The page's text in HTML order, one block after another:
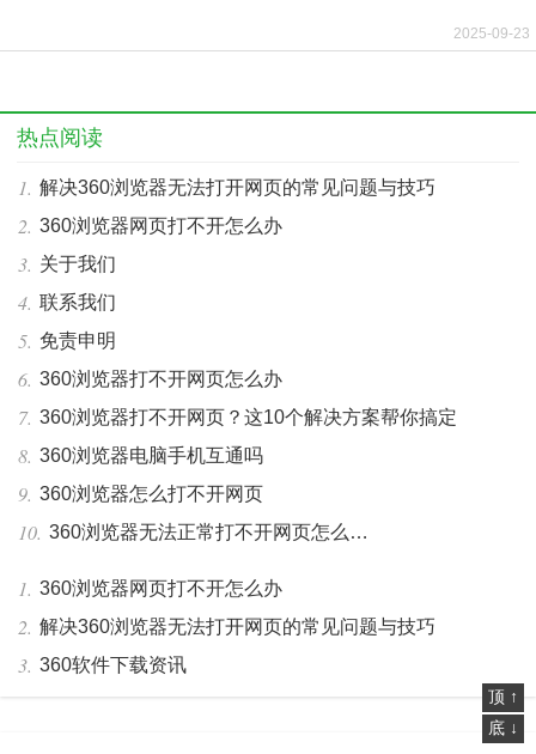
2025-09-23
热点阅读
解决360浏览器无法打开网页的常见问题与技巧
360浏览器网页打不开怎么办
关于我们
联系我们
免责申明
360浏览器打不开网页怎么办
360浏览器打不开网页？这10个解决方案帮你搞定
360浏览器电脑手机互通吗
360浏览器怎么打不开网页
360浏览器无法正常打不开网页怎么办_360浏览器打不
360浏览器网页打不开怎么办
解决360浏览器无法打开网页的常见问题与技巧
360软件下载资讯
顶 ↑
底 ↓